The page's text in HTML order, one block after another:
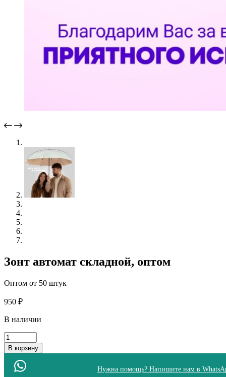
Зонт автомат складной, оптом
Оптом от 50 штук
950 ₽
В наличии
Количество
товара
Зонт
автомат
складной
В корзину
Нужна помощь? Напишите нам в